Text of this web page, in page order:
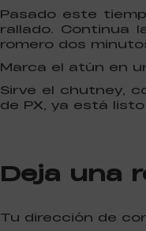
Pasado este
rallado. Continua
romero dos
Marca el atún en
Sirve el chutney,
de PX, ya está
Deja una
Tu dirección de